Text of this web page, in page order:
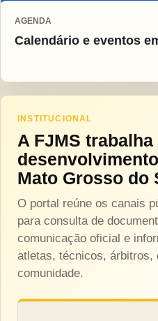
AGENDA
Calendário e eventos
INSTITUCIONAL
A FJMS
Mato Grosso do
O portal reúne os canais
para consulta de
comunicação oficial e
atletas, técnicos, árbitros,
comunidade.